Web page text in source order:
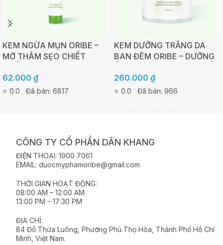
KEM NGỪA MỤN ORIBE –
MỜ THÂM SẸO CHIẾT
TUÝP 20G
62.000 ₫
⭐ 0.0 Đã bán: 6817
KEM DƯỠNG TRẮNG DA
BAN ĐÊM ORIBE – DƯỠNG
DA 30G
260.000 ₫
⭐ 0.0 Đã bán: 966
CÔNG TY CỔ PHẦN DÂN KHANG
ĐIỆN THOẠI: 1900 7061
EMAIL: duocmyphamoribe@gmail.com
THỜI GIAN HOẠT ĐỘNG:
08:00 AM – 12:00 AM
13:00 PM – 17:30 PM
ĐỊA CHỈ:
84 Đỗ Thừa Luông, Phường Phú Thọ Hòa, Thành Phố Hồ Chí
Minh, Việt Nam.